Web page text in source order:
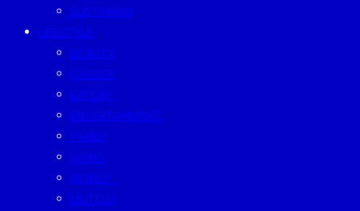
SUSTAINISM
LIFESTYLE
BEAUTY
CAREER
EATERY
ENTERTAINMENT
FAMILY
LIVING
MONEY
MUTELU